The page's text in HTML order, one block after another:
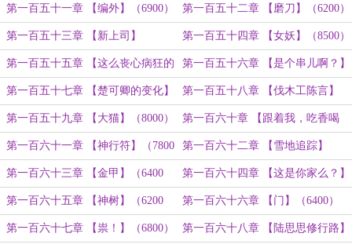
（7400）
第一百五十一章 【编外】（6900） 第一百五十二章 【磨刀】（6200）
第一百五十三章 【新上司】
（6200）
第一百五十四章 【女妖】（8500）
第一百五十五章 【这么丧心病狂的
嘛？】（6400）
第一百五十六章 【是个串儿啊？】
（7200）
第一百五十七章 【楚可卿的变化】
（6000）
第一百五十八章 【伐木工陈言】
（7800）
第一百五十九章 【大猫】（8000） 第一百六十章 【跟着我，吃香喝
辣】（6400字）
第一百六十一章 【神行符】（7800
字）
第一百六十二章 【雪地追踪】
（6500字）
第一百六十三章 【金甲】（6400
字）
第一百六十四章 【这是你家么？】
（6800）
第一百六十五章 【神树】（6200
字）
第一百六十六章 【门】（6400）
第一百六十七章 【祟！】（6800） 第一百六十八章 【陆思思修行路】